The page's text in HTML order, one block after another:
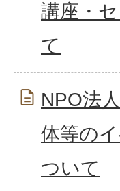
講座・
て
NPO法
体等の
ついて